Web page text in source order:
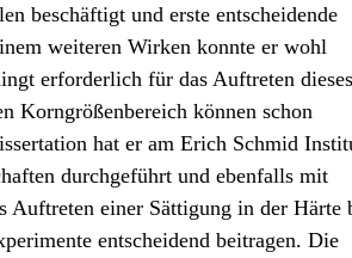
beschäftigt und erste entscheidende
weiteren Wirken konnte er wohl
erforderlich für das Auftreten dieses
Korngrößenbereich können schon
hat er am Erich Schmid
durchgeführt und ebenfalls mit
Auftreten einer Sättigung in der Härte
entscheidend beitragen. Die